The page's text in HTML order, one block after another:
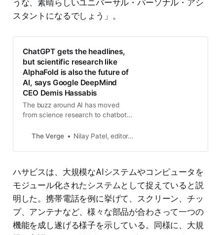
うな、素晴らしいユニバーサル・パーソナル・アシ
スタントになるでしょう」。
ChatGPT gets the headlines,
but scientific research like
AlphaFold is also the future of
AI, says Google DeepMind
CEO Demis Hassabis
The buzz around AI has moved
from science research to chatbots,
it’s all relevant to progress.
The Verge Nilay Patel, editor-in-chief of the Verge, host of the Decoder podcast, and co-host of The Vergecast.
ハサビスは、大規模なAIシステムやコンピュータを
モジュール化されたシステムとして捉えていると説
明した。携帯電話を例に挙げて、スクリーン、チッ
プ、アンテナなど、様々な部品が合わさって一つの
機能を成し遂げる様子を示している。同様に、大規